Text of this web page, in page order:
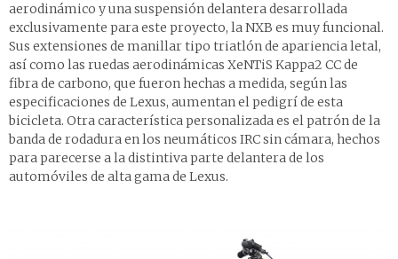
aerodinámico y una suspensión delantera desarrollada
exclusivamente para este proyecto, la NXB es muy funcional.
Sus extensiones de manillar tipo triatlón de apariencia letal,
así como las ruedas aerodinámicas XeNTiS Kappa2 CC de
fibra de carbono, que fueron hechas a medida, según las
especificaciones de Lexus, aumentan el pedigrí de esta
bicicleta. Otra característica personalizada es el patrón de la
banda de rodadura en los neumáticos IRC sin cámara, hechos
para parecerse a la distintiva parte delantera de los
automóviles de alta gama de Lexus.